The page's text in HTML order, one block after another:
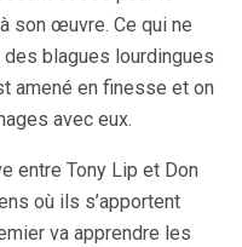
son œuvre. Ce qui ne
des blagues lourdingues
amené en finesse et on
avec eux.
entre Tony Lip et Don
où ils s’apportent
va apprendre les